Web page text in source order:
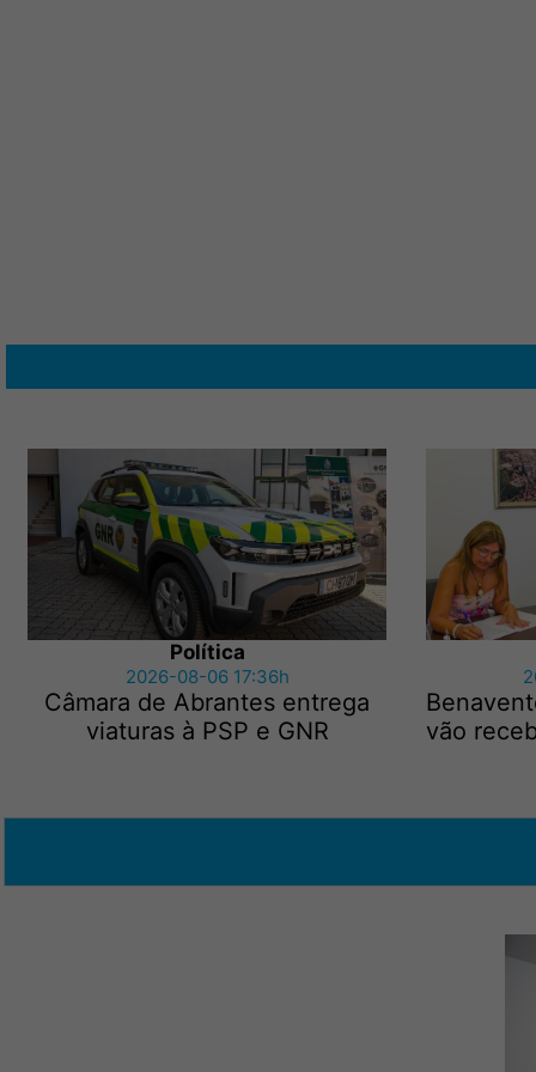
Política
2026-08-06 17:36h
Câmara de Abrantes entrega
viaturas à PSP e GNR
vão